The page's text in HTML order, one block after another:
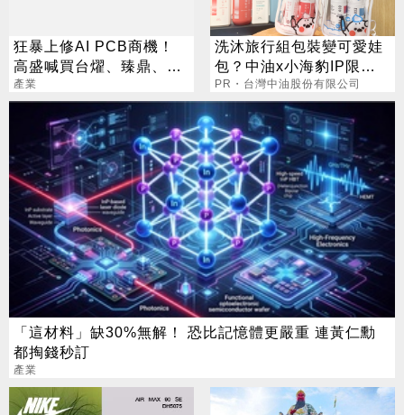
狂暴上修AI PCB商機！
高盛喊買台燿、臻鼎、台
產業
洗沐旅行組包裝變可愛娃
包？中油x小海豹IP限量
聯名款
PR・台灣中油股份有限公司
「這材料」缺30%無解！ 恐比記憶體更嚴重 連黃仁勳
都掏錢秒訂
產業